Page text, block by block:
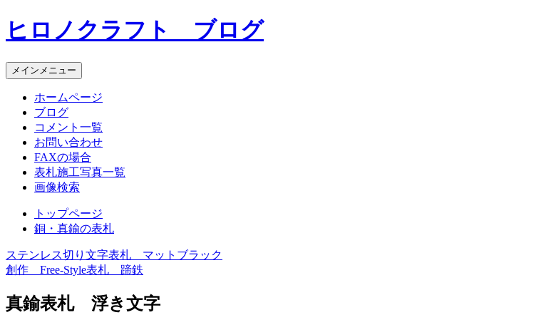
コ
ン
ン
ツ
ヒロノクラフト ブログ
メインメニュー
ホームページ
ブログ
コメント一覧
お問い合わせ
FAXの場合
表札施工写真一覧
画像検索
トップページ
銅・真鍮の表札
投
稿
ナ
ステンレス切り文字表札 マットブラック
創作 Free-Style表札 蹄鉄
真鍮表札 浮き文字